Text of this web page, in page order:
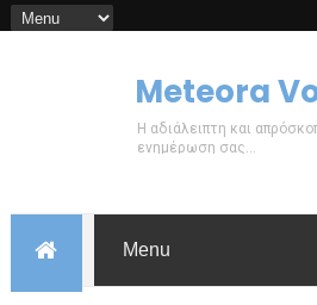
Meteora
Η αδιάλειπτη και
ενημέρωση σας...